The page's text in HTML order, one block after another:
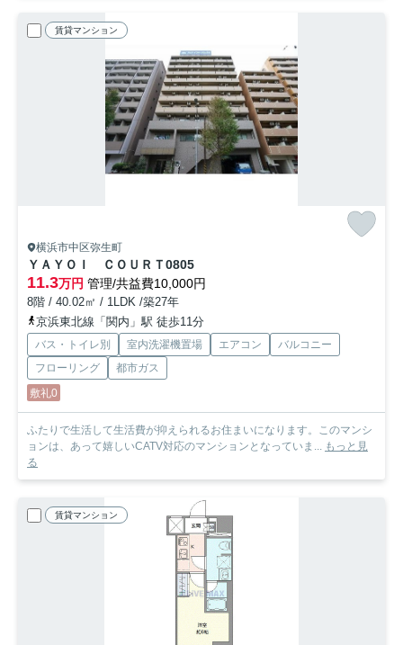
賃貸マンション
横浜市中区弥生町
ＹＡＹＯＩ ＣＯＵＲＴ0805
11.3万円 管理/共益費10,000円
8階 / 40.02㎡ / 1LDK /築27年
京浜東北線「関内」駅 徒歩11分
バス・トイレ別 室内洗濯機置場 エアコン
バルコニー
フローリング
都市ガス
敷礼0
ふたりで生活して生活費が抑えられるお住まいになります。このマンシ
ョンは、あって嬉しいCATV対応のマンションとなっていま... もっと見
る
賃貸マンション